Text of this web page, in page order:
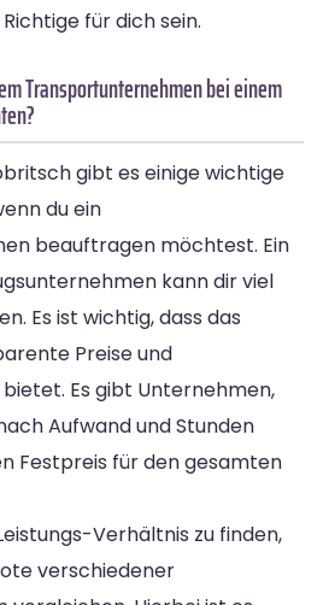
für dich sein.
Transportunternehmen bei einem
gibt es einige wichtige
du ein
beauftragen möchtest. Ein
kann dir viel
Es ist wichtig, dass das
Preise und
Es gibt Unternehmen,
Aufwand und Stunden
Festpreis für den gesamten
Verhältnis zu finden,
verschiedener